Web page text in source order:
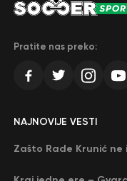
Pratite nas preko:
NAJNOVIJE VESTI